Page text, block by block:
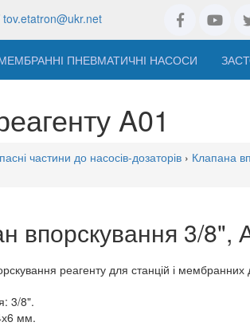
tov.etatron@ukr.net
ПНЕВМАТИЧНІ НАСОСИ
A01
частини до насосів-дозаторів › Клапана
впорскування 3/8",
реагенту для станцій і мембранних
3/8".
мм.